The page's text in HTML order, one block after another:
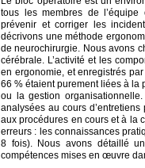
tous les membres de l’équipe
prévenir et corriger les
décrivons une méthode
de neurochirurgie. Nous avons
cérébrale. L’activité et les
en ergonomie, et enregistrés
66 % étaient purement liées à la
ou la gestion
analysées au cours
aux procédures en cours et à la
erreurs : les connaissances
8 fois). Nous avons détaillé
compétences mises en œuvre